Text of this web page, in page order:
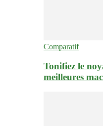
Comparatif
Tonifiez le
meilleures